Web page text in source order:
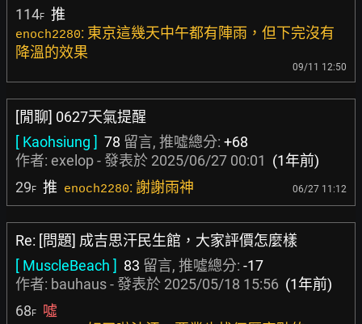
114F 推
enoch2280: 東京這幾天中午都有陣雨，但下完沒有
降溫的效果
09/11 12:50
[閒聊] 0627天氣提醒
[ Kaohsiung ] 78 留言, 推噓總分: +68
作者: exelop- 發表於 2025/06/27 00:01 (1年前)
29F 推 enoch2280: 謝謝雨神 06/27 11:12
Re: [問題] 成吉思汗民生館，大家評價怎麼樣
[ MuscleBeach ] 83 留言, 推噓總分: -17
作者: bauhaus- 發表於 2025/05/18 15:56 (1年前)
68F 噓